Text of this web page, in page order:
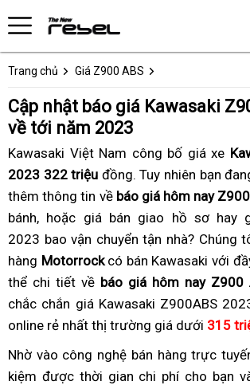
Trang chủ Giá Z900 ABS
Cập nhật báo giá Kawasaki Z900 ABS vừa
về tới năm 2023
Kawasaki Việt Nam công bố giá xe
2023 322 triệu đồng. thương
hiệu
Tuy nhiên bạn
thêm thông tin về báo giá hôm nay
bánh, xuất
khẩu
bán
Kawasaki
Z900
ABS
rẻ
nhất
hoặc giá bán giao hồ sơ hay
tới
2023 bao vận chuyển tận nhà? nhập
hàng
bán
Kawasaki
Z900
ABS
rẻ
Chúng
hàng Motorrockcó bán Kawasaki với
thể chi tiết về báo giá hôm nay Z900
chắc chắn giá Kawasaki Z900ABS
online rẻ nhất thị trường giá dưới 315
Nhờ vào tem
mới
công nghệ bán hàng trực
kiệm đồ
được thời gian soi
chi phí cho bạn